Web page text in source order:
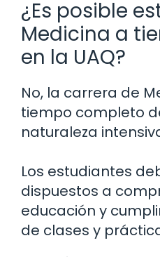
¿Es posible
Medicina a
en la UAQ?
No, la carrera de
tiempo completo
naturaleza
Los estudiantes
dispuestos a
educación y
de clases y